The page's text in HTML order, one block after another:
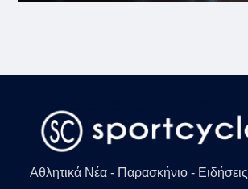
Αθλητικά Νέα - Παρασκήνιο - Ειδήσεις